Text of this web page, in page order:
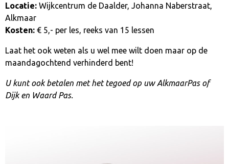
Locatie: Wijkcentrum de Daalder, Johanna Naberstraat,
Alkmaar
Kosten: € 5,- per les, reeks van 15 lessen
Laat het ook weten als u wel mee wilt doen maar op de
maandagochtend verhinderd bent!
U kunt ook betalen met het tegoed op uw AlkmaarPas of
Dijk en Waard Pas.